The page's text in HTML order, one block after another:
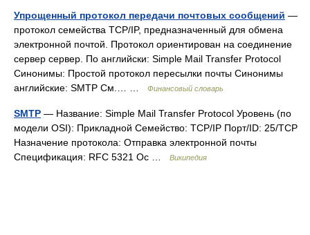
Упрощенный протокол передачи почтовых сообщений —
протокол семейства TCP/IP, предназначенный для обмена
электронной почтой. Протокол ориентирован на соединение
сервер сервер. По английски: Simple Mail Transfer Protocol
Синонимы: Простой протокол пересылки почты Синонимы
английские: SMTP См.… …
Финансовый словарь
SMTP — Название: Simple Mail Transfer Protocol Уровень (по
модели OSI): Прикладной Семейство: TCP/IP Порт/ID: 25/TCP
Назначение протокола: Отправка электронной почты
Спецификация: RFC 5321 Ос …
Википедия